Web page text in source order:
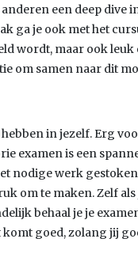
een deep dive
ga je ook met het
wordt, maar ook leuk
om samen naar dit
in jezelf. Erg
examen is een
nodige werk
om te maken. Zelf
behaal je je
komt goed, zolang jij